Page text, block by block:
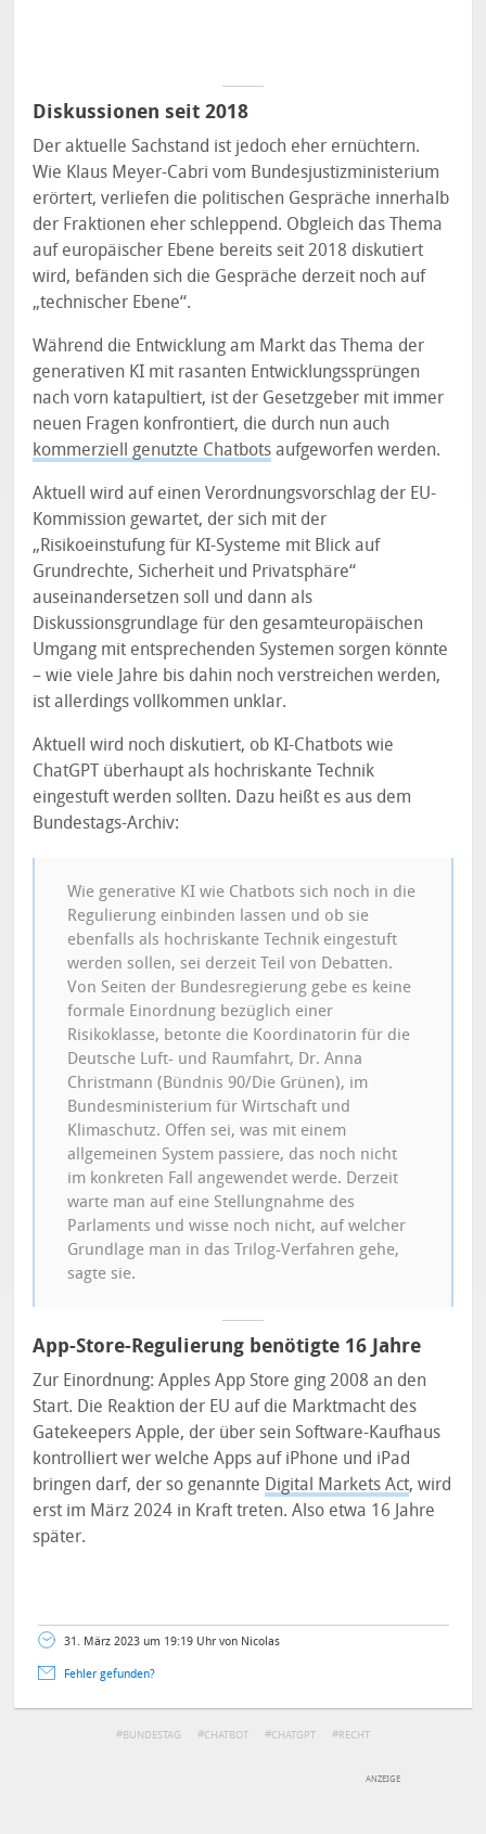
Diskussionen seit 2018
Der aktuelle Sachstand ist jedoch eher ernüchtern.
Wie Klaus Meyer-Cabri vom Bundesjustizministerium
erörtert, verliefen die politischen Gespräche innerhalb
der Fraktionen eher schleppend. Obgleich das Thema
auf europäischer Ebene bereits seit 2018 diskutiert
wird, befänden sich die Gespräche derzeit noch auf
„technischer Ebene“.
Während die Entwicklung am Markt das Thema der
generativen KI mit rasanten Entwicklungssprüngen
nach vorn katapultiert, ist der Gesetzgeber mit immer
neuen Fragen konfrontiert, die durch nun auch
kommerziell genutzte Chatbots aufgeworfen werden.
Aktuell wird auf einen Verordnungsvorschlag der EU-
Kommission gewartet, der sich mit der
„Risikoeinstufung für KI-Systeme mit Blick auf
Grundrechte, Sicherheit und Privatsphäre“
auseinandersetzen soll und dann als
Diskussionsgrundlage für den gesamteuropäischen
Umgang mit entsprechenden Systemen sorgen könnte
– wie viele Jahre bis dahin noch verstreichen werden,
ist allerdings vollkommen unklar.
Aktuell wird noch diskutiert, ob KI-Chatbots wie
ChatGPT überhaupt als hochriskante Technik
eingestuft werden sollten. Dazu heißt es aus dem
Bundestags-Archiv:
Wie generative KI wie Chatbots sich noch in die
Regulierung einbinden lassen und ob sie
ebenfalls als hochriskante Technik eingestuft
werden sollen, sei derzeit Teil von Debatten.
Von Seiten der Bundesregierung gebe es keine
formale Einordnung bezüglich einer
Risikoklasse, betonte die Koordinatorin für die
Deutsche Luft- und Raumfahrt, Dr. Anna
Christmann (Bündnis 90/Die Grünen), im
Bundesministerium für Wirtschaft und
Klimaschutz. Offen sei, was mit einem
allgemeinen System passiere, das noch nicht
im konkreten Fall angewendet werde. Derzeit
warte man auf eine Stellungnahme des
Parlaments und wisse noch nicht, auf welcher
Grundlage man in das Trilog-Verfahren gehe,
sagte sie.
App-Store-Regulierung benötigte 16 Jahre
Zur Einordnung: Apples App Store ging 2008 an den
Start. Die Reaktion der EU auf die Marktmacht des
Gatekeepers Apple, der über sein Software-Kaufhaus
kontrolliert wer welche Apps auf iPhone und iPad
bringen darf, der so genannte Digital Markets Act, wird
erst im März 2024 in Kraft treten. Also etwa 16 Jahre
später.
31. März 2023 um 19:19 Uhr von Nicolas
Fehler gefunden?
BUNDESTAG CHATBOT CHATGPT RECHT